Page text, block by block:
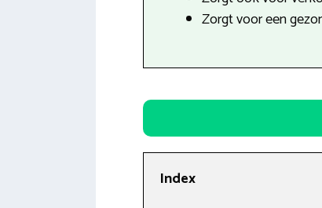
Zorgt voor een
Index